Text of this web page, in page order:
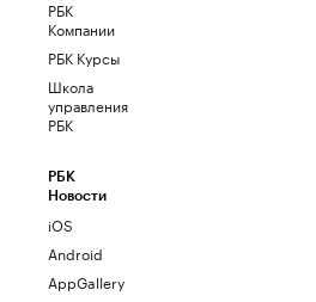
РБК
Компании
РБК Курсы
Школа
управления
РБК
РБК
Новости
iOS
Android
AppGallery